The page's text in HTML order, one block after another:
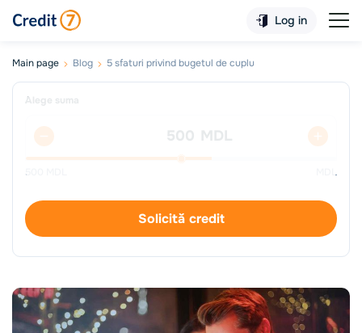
Log in
Main page Blog 5 sfaturi privind bugetul de cuplu
Alege suma
MDL
500 MDL
Solicită credit